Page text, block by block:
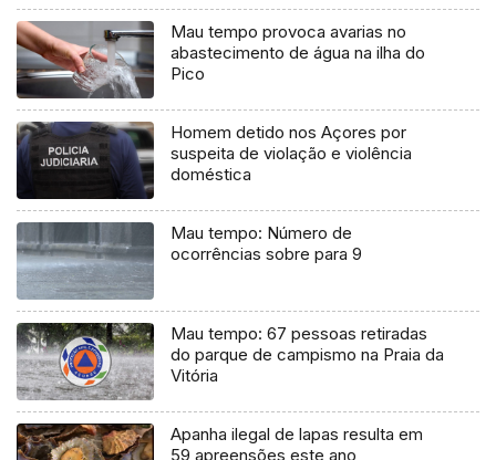
Mau tempo provoca avarias no
abastecimento de água na ilha do
Pico
Homem detido nos Açores por
suspeita de violação e violência
doméstica
Mau tempo: Número de
ocorrências sobre para 9
Mau tempo: 67 pessoas retiradas
do parque de campismo na Praia da
Vitória
Apanha ilegal de lapas resulta em
59 apreensões este ano